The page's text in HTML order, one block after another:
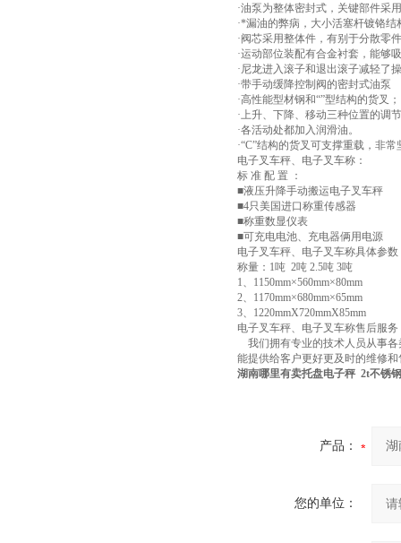
·油泵为整体密封式，关键部件采
·*漏油的弊病，大小活塞杆镀铬
·阀芯采用整体件，有别于分散零
·运动部位装配有合金衬套，能够
·尼龙进入滚子和退出滚子减轻了
·带手动缓降控制阀的密封式油泵
·高性能型材钢和“”型结构的货叉；
·上升、下降、移动三种位置的调
·各活动处都加入润滑油。
·“C”结构的货叉可支撑重载，非常
电子叉车秤、电子叉车称：
标 准 配 置 ：
■液压升降手动搬运电子叉车秤
■4只美国进口称重传感器
■称重数显仪表
■可充电电池、充电器俩用电源
电子叉车秤、电子叉车称具体参数
称量：1吨 2吨 2.5吨 3吨
1、1150mm×560mm×80mm
2、1170mm×680mm×65mm
3、1220mmX720mmX85mm
电子叉车秤、电子叉车称售后服务
我们拥有专业的技术人员从事各
能提供给客户更好更及时的维修
湖南哪里有卖托盘电子秤 2t不锈
产品：
您的单位：